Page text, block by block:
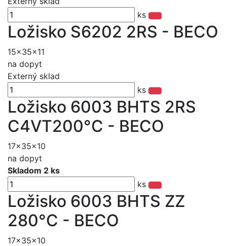
ks
Ložisko S6202 2RS - BECO
15x35x11
na dopyt
Externý sklad
ks
Ložisko 6003 BHTS 2RS
C4VT200°C - BECO
17x35x10
na dopyt
Skladom 2 ks
ks
Ložisko 6003 BHTS ZZ
280°C - BECO
17x35x10